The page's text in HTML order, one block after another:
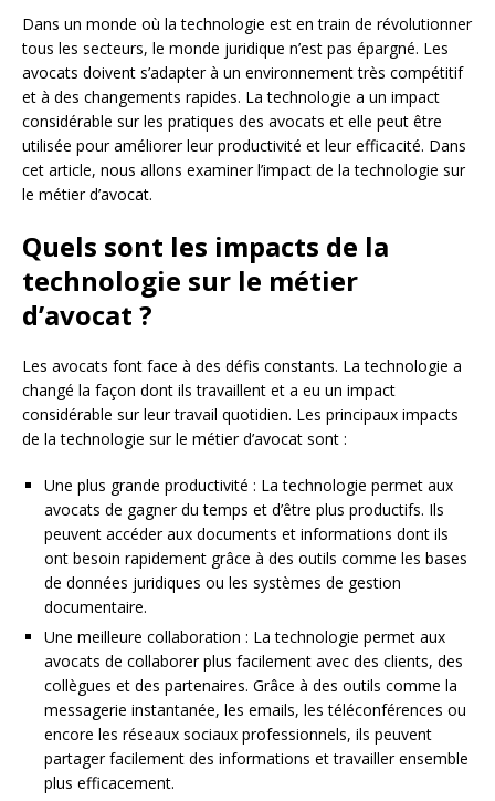
Dans un monde où la technologie est en train de révolutionner
tous les secteurs, le monde juridique n’est pas épargné. Les
avocats doivent s’adapter à un environnement très compétitif
et à des changements rapides. La technologie a un impact
considérable sur les pratiques des avocats et elle peut être
utilisée pour améliorer leur productivité et leur efficacité. Dans
cet article, nous allons examiner l’impact de la technologie sur
le métier d’avocat.
Quels sont les impacts de la
technologie sur le métier
d’avocat ?
Les avocats font face à des défis constants. La technologie a
changé la façon dont ils travaillent et a eu un impact
considérable sur leur travail quotidien. Les principaux impacts
de la technologie sur le métier d’avocat sont :
Une plus grande productivité : La technologie permet aux
avocats de gagner du temps et d’être plus productifs. Ils
peuvent accéder aux documents et informations dont ils
ont besoin rapidement grâce à des outils comme les bases
de données juridiques ou les systèmes de gestion
documentaire.
Une meilleure collaboration : La technologie permet aux
avocats de collaborer plus facilement avec des clients, des
collègues et des partenaires. Grâce à des outils comme la
messagerie instantanée, les emails, les téléconférences ou
encore les réseaux sociaux professionnels, ils peuvent
partager facilement des informations et travailler ensemble
plus efficacement.